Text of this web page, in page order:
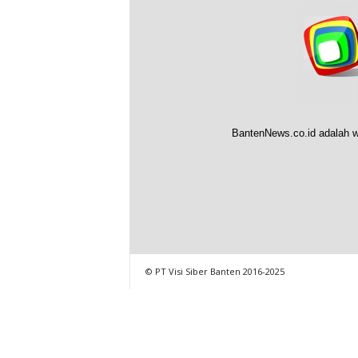
BantenNews.co.id adalah
© PT Visi Siber Banten 2016-2025